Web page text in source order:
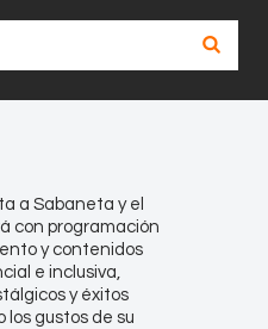
a Sabaneta y el
con programación
y contenidos
e inclusiva,
y éxitos
gustos de su